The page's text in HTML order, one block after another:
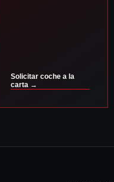
Solicitar coche a la
carta →